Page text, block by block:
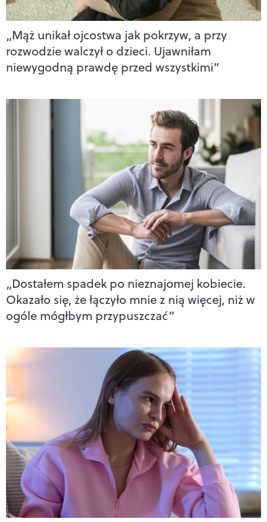
„Mąż unikał ojcostwa jak pokrzyw, a przy
rozwodzie walczył o dzieci. Ujawniłam
niewygodną prawdę przed wszystkimi”
„Dostałem spadek po nieznajomej kobiecie.
Okazało się, że łączyło mnie z nią więcej, niż w
ogóle mógłbym przypuszczać”